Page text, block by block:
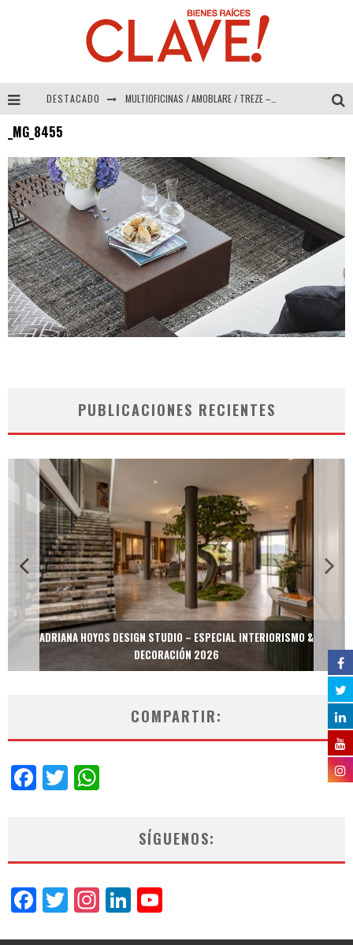
DESTACADO MULTIOFICINAS / AMOBLARE / TREZE – Especial Interiorismo & Decoración 2026
_MG_8455
PUBLICACIONES RECIENTES
ADRIANA HOYOS DESIGN STUDIO – ESPECIAL INTERIORISMO &
DECORACIÓN 2026
COMPARTIR:
Facebook
Twitter
SÍGUENOS:
Facebook
Twitter
Instagram
LinkedIn